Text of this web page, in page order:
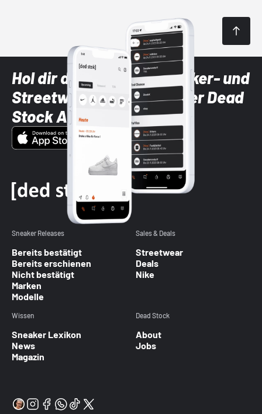
Hol dir die neuesten Sneaker- und
Streetwear-Brands mit der Dead
Stock App
Sneaker Releases
Bereits bestätigt
Bereits erschienen
Nicht bestätigt
Marken
Modelle
Sales & Deals
Streetwear
Deals
Nike
Wissen
Sneaker Lexikon
News
Magazin
Dead Stock
About
Jobs